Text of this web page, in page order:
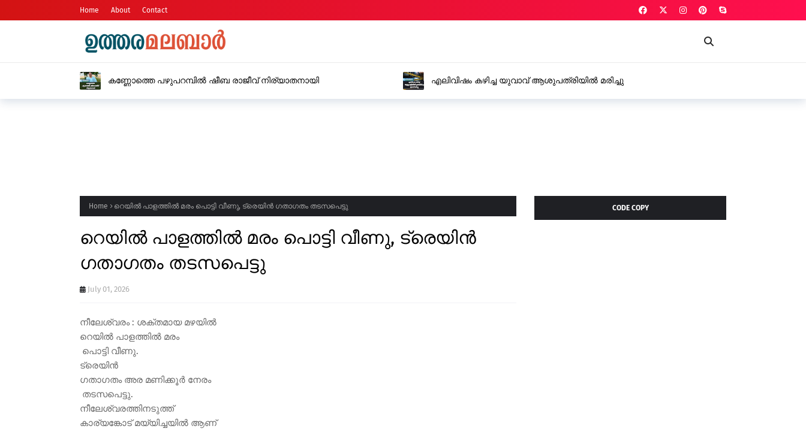
Home About Contact
കണ്ണോത്തെ പഴുപറമ്പിൽ ഷീബ രാജീവ് നിര്യാതനായി എലിവിഷം കഴിച്ച യുവാവ് ആശുപത്രിയിൽ മരിച്ചു
Home റെയിൽ പാളത്തിൽ മരം പൊട്ടി വീണു, ട്രെയിൻ ഗതാഗതം തടസപെട്ടു
റെയിൽ പാളത്തിൽ മരം പൊട്ടി വീണു, ട്രെയിൻ
ഗതാഗതം തടസപെട്ടു
July 01, 2026
നീലേശ്വരം : ശക്തമായ മഴയിൽ
റെയിൽ പാളത്തിൽ മരം
പൊട്ടി വീണു.
ട്രെയിൻ
ഗതാഗതം അര മണിക്കൂർ നേരം
തടസപെട്ടു.
നീലേശ്വരത്തിനടുത്ത്
കാര്യങ്കോട് മയ്യിച്ചയിൽ ആണ്
CODE COPY